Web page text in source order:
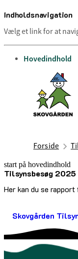
Indholdsnavigation
Vælg et link for at
gå til
Hovedindhold
Forside
start på hovedindhold
Tilsynsbesøg 2025
Her kan du se
senest opdateret 14.
Skovgården